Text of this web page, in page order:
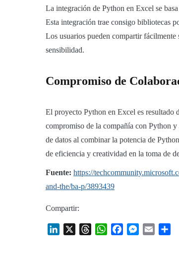
La integración de Python en Excel se
Esta integración trae consigo bibliotecas
Los usuarios pueden compartir
sensibilidad.
Compromiso de
El proyecto Python en Excel es resultado
compromiso de la compañía con Python
de datos al combinar la potencia de
de eficiencia y creatividad en la toma de
Fuente: https://
and-the/ba-p/3893439
Compartir:
LinkedIn ThreadsWhatsAppFacebookMessenger
Email